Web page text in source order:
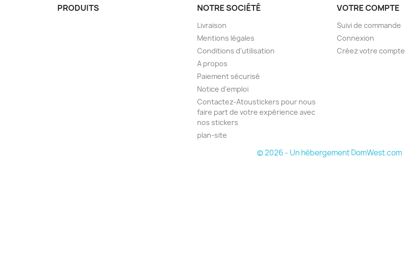
PRODUITS NOTRE SOCIÉTÉ
Livraison
Mentions légales
Conditions d'utilisation
A propos
Paiement sécurisé
Notice d'emploi
Contactez-Atoustickers pour nous
faire part de votre expérience avec
nos stickers
plan-site
VOTRE COMPTE
Suivi de commande
Connexion
Créez votre compte
© 2026 - Un hébergement DomWest.com